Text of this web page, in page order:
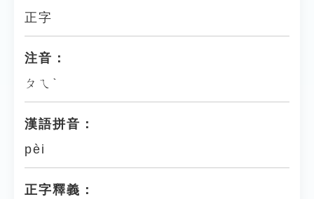
正字
注音：
ㄆㄟˋ
漢語拼音：
pèi
正字釋義：